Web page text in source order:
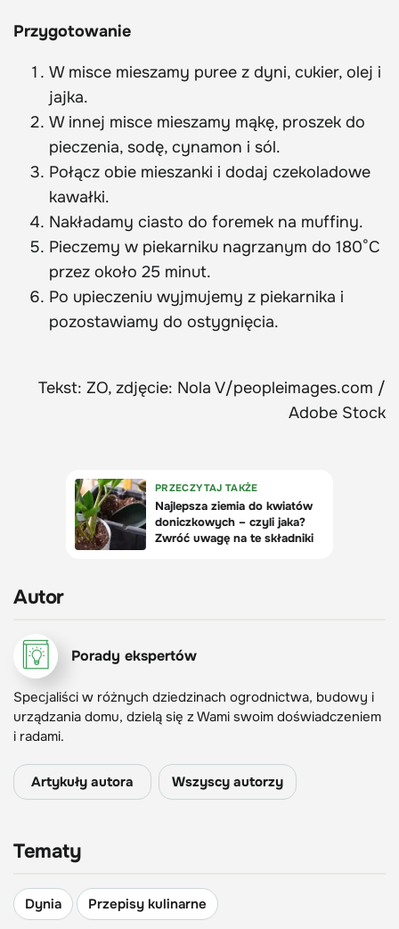
Przygotowanie
W misce mieszamy puree z dyni, cukier, olej i
jajka.
W innej misce mieszamy mąkę, proszek do
pieczenia, sodę, cynamon i sól.
Połącz obie mieszanki i dodaj czekoladowe
kawałki.
Nakładamy ciasto do foremek na muffiny.
Pieczemy w piekarniku nagrzanym do 180°C
przez około 25 minut.
Po upieczeniu wyjmujemy z piekarnika i
pozostawiamy do ostygnięcia.
Tekst: ZO, zdjęcie: Nola V/peopleimages.com /
Adobe Stock
Autor
Porady ekspertów
Specjaliści w różnych dziedzinach ogrodnictwa, budowy i
urządzania domu, dzielą się z Wami swoim doświadczeniem
i radami.
Artykuły autora Wszyscy autorzy
Tematy
Dynia Przepisy kulinarne